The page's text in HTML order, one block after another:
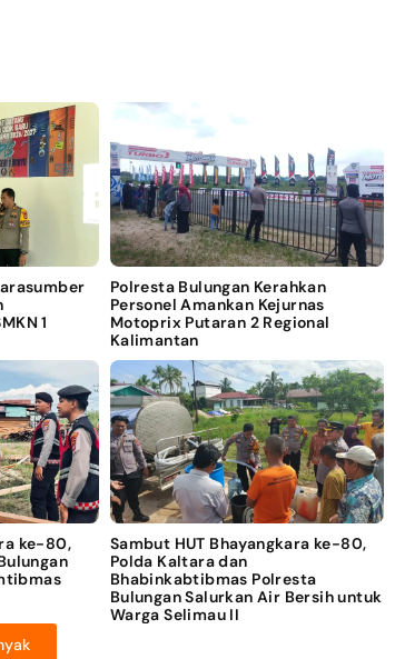
1
Polresta Bulungan Kerahkan
Personel Amankan Kejurnas
Motoprix Putaran 2 Regional
Kalimantan
ke-80,
Sambut HUT Bhayangkara ke-80,
Polda Kaltara dan
Bhabinkabtibmas Polresta
Bulungan Salurkan Air Bersih untuk
Warga Selimau II